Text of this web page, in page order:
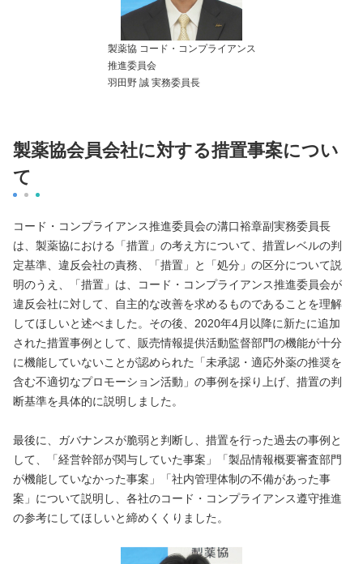
製薬協 コード・コンプライアンス
推進委員会
羽田野 誠 実務委員長
製薬協会員会社に対する措置事案につい
て
コード・コンプライアンス推進委員会の溝口裕章副実務委員長
は、製薬協における「措置」の考え方について、措置レベルの判
定基準、違反会社の責務、「措置」と「処分」の区分について説
明のうえ、「措置」は、コード・コンプライアンス推進委員会が
違反会社に対して、自主的な改善を求めるものであることを理解
してほしいと述べました。その後、2020年4月以降に新たに追加
された措置事例として、販売情報提供活動監督部門の機能が十分
に機能していないことが認められた「未承認・適応外薬の推奨を
含む不適切なプロモーション活動」の事例を採り上げ、措置の判
断基準を具体的に説明しました。
最後に、ガバナンスが脆弱と判断し、措置を行った過去の事例と
して、「経営幹部が関与していた事案」「製品情報概要審査部門
が機能していなかった事案」「社内管理体制の不備があった事
案」について説明し、各社のコード・コンプライアンス遵守推進
の参考にしてほしいと締めくくりました。